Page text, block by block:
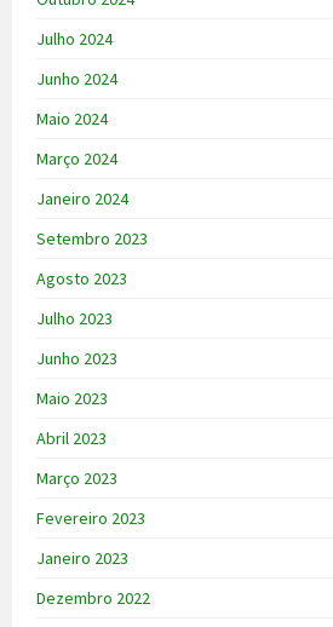
Julho 2024
Junho 2024
Maio 2024
Março 2024
Janeiro 2024
Setembro 2023
Agosto 2023
Julho 2023
Junho 2023
Maio 2023
Abril 2023
Março 2023
Fevereiro 2023
Janeiro 2023
Dezembro 2022